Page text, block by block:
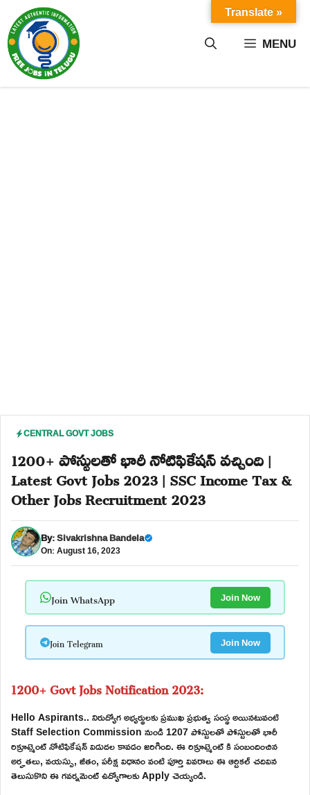
content MENU
CENTRAL GOVT JOBS
1200+ పోస్టులతో భారీ నోటిఫికేషన్ వచ్చింది |
Latest Govt Jobs 2023 | SSC Income Tax &
Other Jobs Recruitment 2023
By:Sivakrishna Bandela
On: August 16, 2023
Join WhatsApp Join Now
Join Telegram Join Now
1200+ Govt Jobs Notification 2023:
Hello Aspirants.. నిరుద్యోగ అభ్యర్థులకు ప్రముఖ ప్రభుత్వ సంస్థ అయినటువంటి
Staff Selection Commission నుండి 1207 పోస్టులతో పోస్టులతో భారీ
రిక్రూట్మెంట్ నోటిఫికేషన్ విడుదల కావడం జరిగింది. ఈ రిక్రూట్మెంట్ కి సంబందించిన
అర్హతలు, వయస్సు, జీతం, పరీక్ష విధానం వంటి పూర్తి వివరాలు ఈ ఆర్టికల్ చదివిన
తెలుసుకొని ఈ గవర్నమెంట్ ఉద్యోగాలకు Apply చెయ్యండి.
Translate »